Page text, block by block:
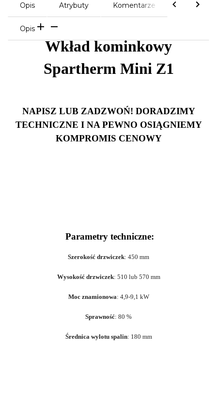
Opis Atrybuty Komentarze
Opis
Wkład kominkowy
Spartherm Mini Z1
NAPISZ LUB ZADZWOŃ! DORADZIMY
TECHNICZNE I NA PEWNO OSIĄGNIEMY
KOMPROMIS CENOWY
Parametry techniczne:
Szerokość drzwiczek: 450 mm
Wysokość drzwiczek: 510 lub 570 mm
Moc znamionowa: 4,9-9,1 kW
Sprawność: 80 %
Średnica wylotu spalin: 180 mm